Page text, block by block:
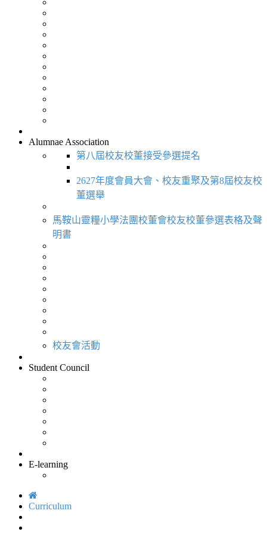
Alumnae Association
第八屆校友校董接受參選提名
2627年度會員大會、校友重聚及第8屆校友校
董選舉
馬鞍山靈糧小學法團校董會校友校董參選表格及聲
明書
校友會活動
Student Council
E-learning
Curriculum